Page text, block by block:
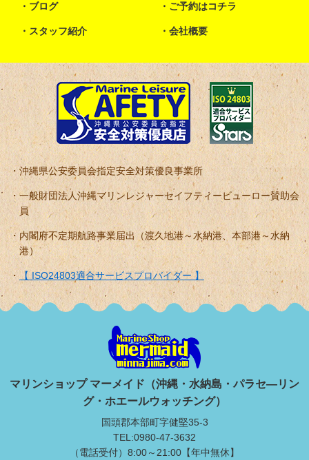
ブログ ご予約はコチラ
スタッフ紹介 会社概要
沖縄県公安委員会指定安全対策優良事業所
一般財団法人沖縄マリンレジャーセイフティービューロー賛助会
員
内閣府不定期航路事業届出（渡久地港～水納港、本部港～水納
港）
【 ISO24803適合サービスプロバイダー 】
マリンショップ マーメイド（沖縄・水納島・パラセ―リン
グ・ホエールウォッチング）
国頭郡本部町字健堅35-3
TEL:0980-47-3632
（電話受付）8:00～21:00【年中無休】